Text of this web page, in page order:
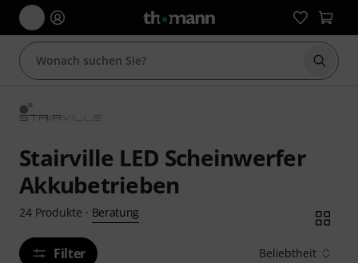
Suche
Stairville LED Scheinwerfer
Akkubetrieben
24 Produkte · Beratung
Filter Beliebtheit